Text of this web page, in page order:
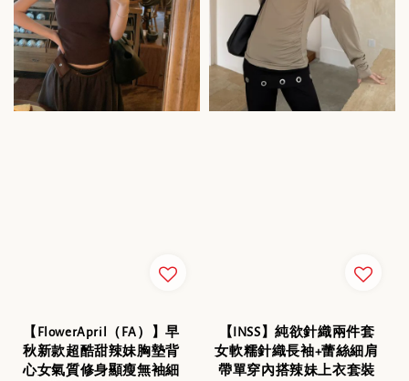
【FlowerApril（FA）】早
秋新款超酷甜辣妹胸墊背
心女氣質修身顯瘦無袖細
【INSS】純欲針織兩件套
女軟糯針織長袖+蕾絲細肩
帶單穿內搭辣妹上衣套裝